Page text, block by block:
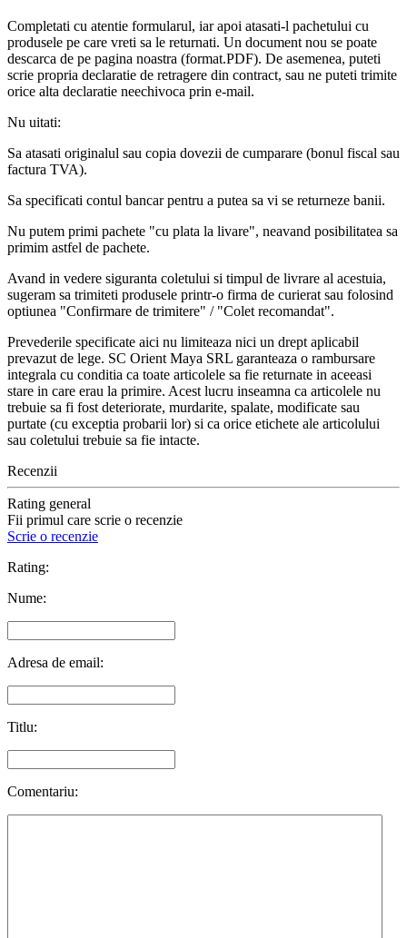
Completati cu atentie formularul, iar apoi atasati-l pachetului cu
produsele pe care vreti sa le returnati. Un document nou se poate
descarca de pe pagina noastra (format.PDF). De asemenea, puteti
scrie propria declaratie de retragere din contract, sau ne puteti trimite
orice alta declaratie neechivoca prin e-mail.
Nu uitati:
Sa atasati originalul sau copia dovezii de cumparare (bonul fiscal sau
factura TVA).
Sa specificati contul bancar pentru a putea sa vi se returneze banii.
Nu putem primi pachete "cu plata la livare", neavand posibilitatea sa
primim astfel de pachete.
Avand in vedere siguranta coletului si timpul de livrare al acestuia,
sugeram sa trimiteti produsele printr-o firma de curierat sau folosind
optiunea "Confirmare de trimitere" / "Colet recomandat".
Prevederile specificate aici nu limiteaza nici un drept aplicabil
prevazut de lege. SC Orient Maya SRL garanteaza o rambursare
integrala cu conditia ca toate articolele sa fie returnate in aceeasi
stare in care erau la primire. Acest lucru inseamna ca articolele nu
trebuie sa fi fost deteriorate, murdarite, spalate, modificate sau
purtate (cu exceptia probarii lor) si ca orice etichete ale articolului
sau coletului trebuie sa fie intacte.
Recenzii
Rating general
Fii primul care scrie o recenzie
Scrie o recenzie
Rating:
Nume:
Adresa de email:
Titlu:
Comentariu: